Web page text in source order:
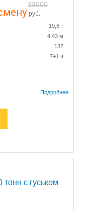
33000
руб.
19,6 т
4,43 м
132
7+1 ч